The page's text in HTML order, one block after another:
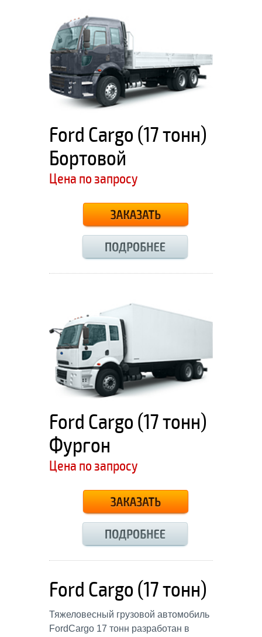
Ford Cargo (17 тонн)
Бортовой
Цена по запросу
Ford Cargo (17 тонн)
Фургон
Цена по запросу
Ford Cargo (17 тонн)
Тяжеловесный грузовой автомобиль
FordCargo 17 тонн разработан в